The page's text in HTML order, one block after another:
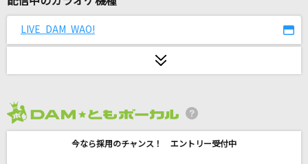
ポニーテールに揺らされて
[生音]真夏の果実
TM NETWORK(TMN)
LIVE DAM WAO!
今なら採用のチャンス！ エントリー受付中